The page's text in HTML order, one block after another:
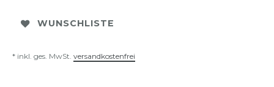
WUNSCHLISTE
* inkl. ges. MwSt. versandkostenfrei